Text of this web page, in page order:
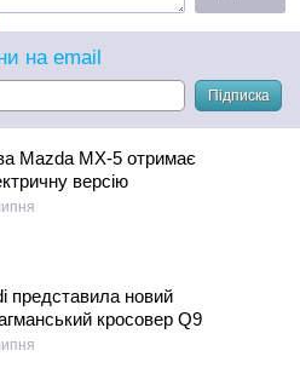
на email
Підписка
Mazda MX-5 отримає
версію
представила новий
кросовер Q9